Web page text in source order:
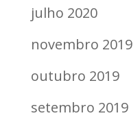
julho 2020
novembro 2019
outubro 2019
setembro 2019